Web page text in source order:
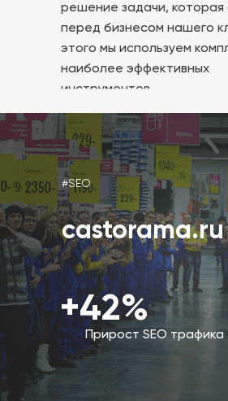
решение задачи, которая
перед бизнесом нашего
этого мы используем
наиболее эффективных
инструментов.
castorama.ru
#SEO
Прирост SEO трафика
+42%